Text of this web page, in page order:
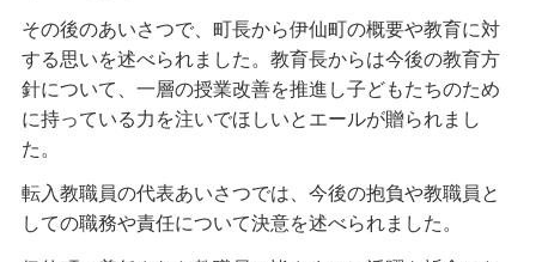
その後のあいさつで、町長から伊仙町の概要や教育に対
する思いを述べられました。教育長からは今後の教育方
針について、一層の授業改善を推進し子どもたちのため
に持っている力を注いでほしいとエールが贈られまし
た。
転入教職員の代表あいさつでは、今後の抱負や教職員と
しての職務や責任について決意を述べられました。